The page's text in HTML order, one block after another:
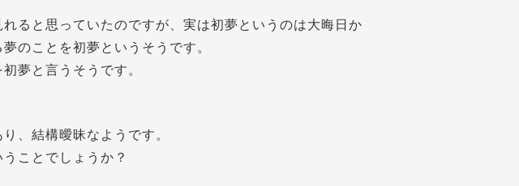
ると思っていたのですが、実は初夢というのは大晦日か
のことを初夢というそうです。
夢と言うそうです。
、結構曖昧なようです。
ことでしょうか？